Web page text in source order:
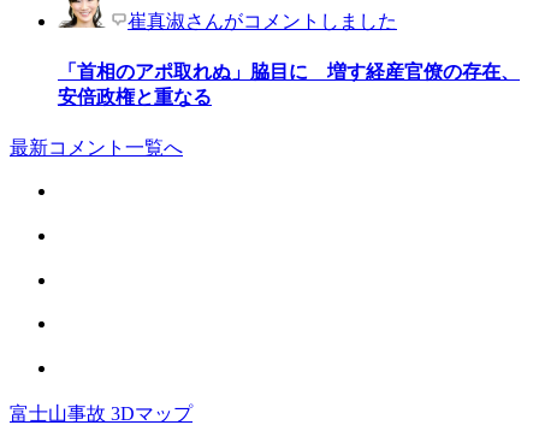
崔真淑さんがコメントしました
「首相のアポ取れぬ」脇目に 増す経産官僚の存在、
安倍政権と重なる
最新コメント一覧へ
富士山事故 3Dマップ